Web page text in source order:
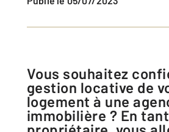
Vous souhaitez confier la
gestion locative de
logement à une
immobilière ? En